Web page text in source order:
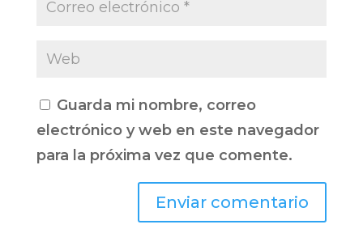
Guarda mi nombre, correo
electrónico y web en este navegador
para la próxima vez que comente.
Enviar comentario